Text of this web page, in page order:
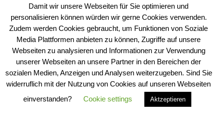
Reiterverein Voerde e. V. | IT-Solution-AD
Damit wir unsere Webseiten für Sie optimieren und
personalisieren können würden wir gerne Cookies verwenden.
Zudem werden Cookies gebraucht, um Funktionen von Soziale
Media Plattformen anbieten zu können, Zugriffe auf unsere
Webseiten zu analysieren und Informationen zur Verwendung
unserer Webseiten an unsere Partner in den Bereichen der
sozialen Medien, Anzeigen und Analysen weiterzugeben. Sind Sie
widerruflich mit der Nutzung von Cookies auf unseren Webseiten
einverstanden?
Cookie settings Aktzeptieren